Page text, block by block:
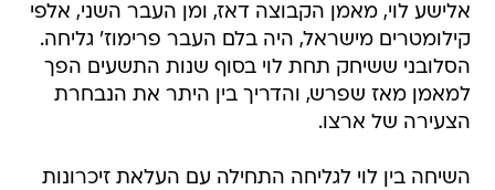
אלישע לוי, מאמן הקבוצה דאז, ומן העבר השני, אלפי
קילומטרים מישראל, היה בלם העבר פרימוז' גליחה.
הסלובני ששיחק תחת לוי בסוף שנות התשעים הפך
למאמן מאז שפרש, והדריך בין היתר את הנבחרת
הצעירה של ארצו.
השיחה בין לוי לגליחה התחילה עם העלאת זיכרונות